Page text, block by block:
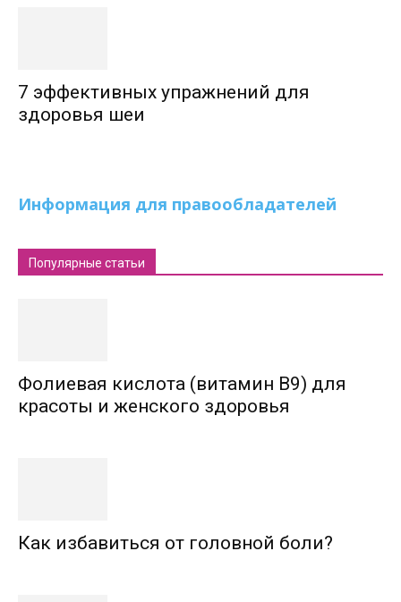
7 эффективных упражнений для
здоровья шеи
Информация для правообладателей
Популярные статьи
Фолиевая кислота (витамин В9) для
красоты и женского здоровья
Как избавиться от головной боли?